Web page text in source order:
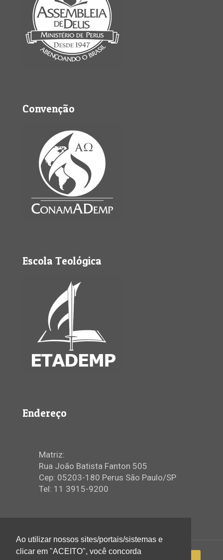
Convenção
Escola Teológica
Endereço
Matriz:
Rua João Batista Fanton 505
Cep: 05203-180 Perus São Paulo/SP
Tel: 11 3915-9200
Ao utilizar nossos sites/portais/sistemas e
clicar em "ACEITO", você concorda